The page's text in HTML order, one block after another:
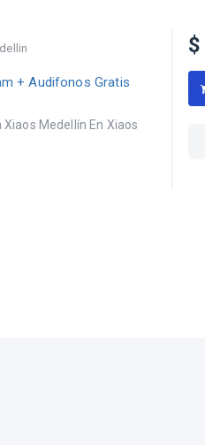
+ Audifonos Gratis
Medellín En Xiaos
$